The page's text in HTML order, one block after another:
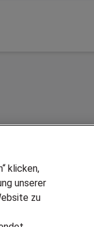
klicken,
unserer
zu